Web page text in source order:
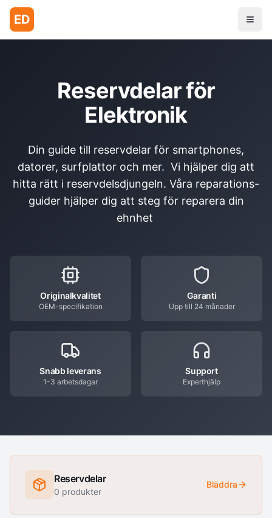
ED
Reservdelar för
Elektronik
Din guide till reservdelar för smartphones,
datorer, surfplattor och mer. Vi hjälper dig att
hitta rätt i reservdelsdjungeln. Våra reparations-
guider hjälper dig att steg för reparera din
ehnhet
Originalkvalitet
OEM-specifikation
Garanti
Upp till 24 månader
Snabb leverans
1-3 arbetsdagar
Support
Experthjälp
Reservdelar
0 produkter
Bläddra